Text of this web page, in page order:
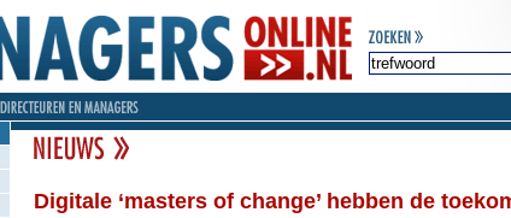
Digitale ‘masters of change’ hebben de